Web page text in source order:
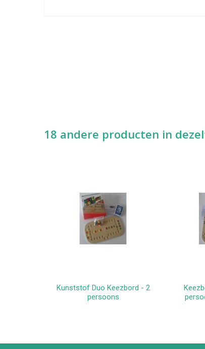
18 andere producten in
In winkelwagen
Kunststof Duo Keezbord - 2
persoons